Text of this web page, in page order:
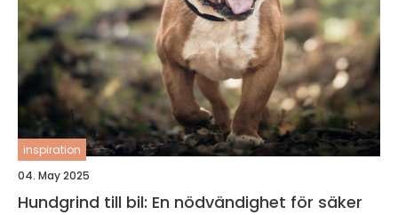
inspiration
04. May 2025
Hundgrind till bil: En nödvändighet för säker